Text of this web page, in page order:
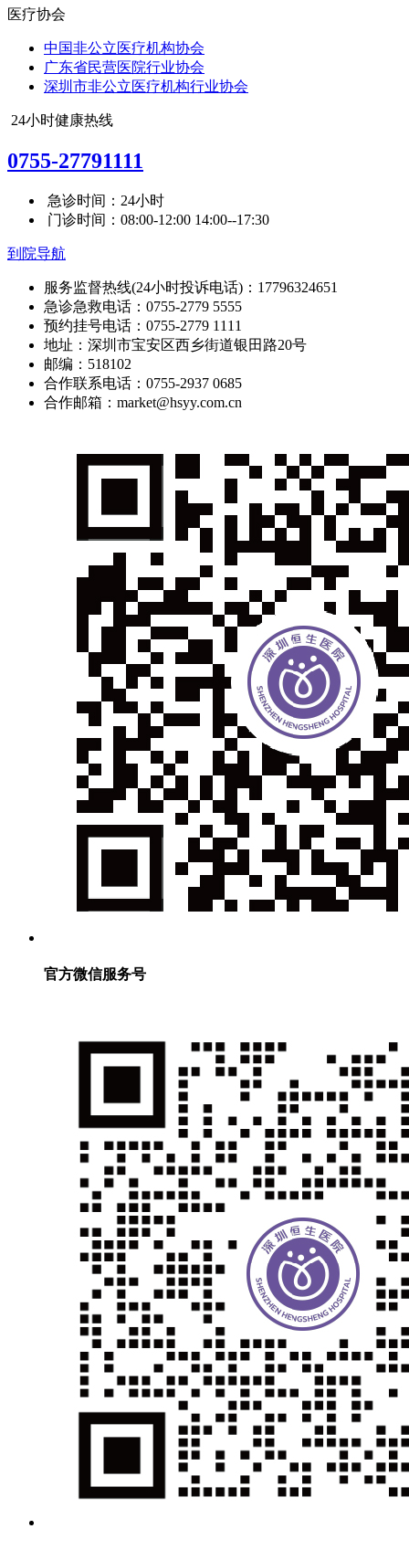
医疗协会
中国非公立医疗机构协会
广东省民营医院行业协会
深圳市非公立医疗机构行业协会
24小时健康热线
0755-27791111
急诊时间：24小时
门诊时间：08:00-12:00 14:00--17:30
到院导航
服务监督热线(24小时投诉电话)：17796324651
急诊急救电话：0755-2779 5555
预约挂号电话：0755-2779 1111
地址：深圳市宝安区西乡街道银田路20号
邮编：518102
合作联系电话：0755-2937 0685
合作邮箱：market@hsyy.com.cn
官方微信服务号